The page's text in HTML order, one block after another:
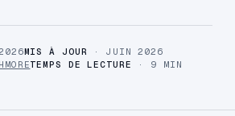
MIS À JOUR
· JUIN 2026
TEMPS DE LECTURE · 9 MIN